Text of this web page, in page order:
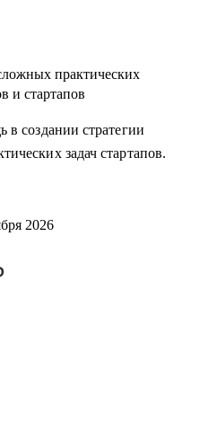
практических
и стартапов
создании стратегии
задач стартапов.
2026